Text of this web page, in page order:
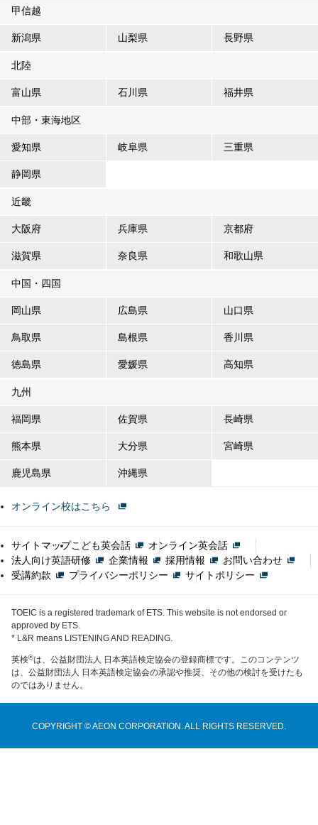
甲信越
新潟県 山梨県 長野県
北陸
富山県 石川県 福井県
中部・東海地区
愛知県 岐阜県 三重県
静岡県
近畿
大阪府 兵庫県 京都府
滋賀県 奈良県 和歌山県
中国・四国
岡山県 広島県 山口県
鳥取県 島根県 香川県
徳島県 愛媛県 高知県
九州
福岡県 佐賀県 長崎県
熊本県 大分県 宮崎県
鹿児島県 沖縄県
オンライン校はこちら
サイトマップこども英会話
オンライン英会話
法人向け英語研修
企業情報 採用情報
お問い合わせ
受講約款
プライバシーポリシー サイトポリシー
TOEIC is a registered trademark of ETS. This website is not endorsed or
approved by ETS.
* L&R means LISTENING AND READING.
英検®は、公益財団法人 日本英語検定協会の登録商標です。このコンテンツ
は、公益財団法人 日本英語検定協会の承認や推奨、その他の検討を受けたも
のではありません。
COPYRIGHT © AEON CORPORATION. ALL RIGHTS RESERVED.